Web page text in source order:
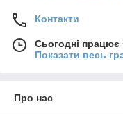
Контакти
Сьогодні працює
Показати весь
Про нас